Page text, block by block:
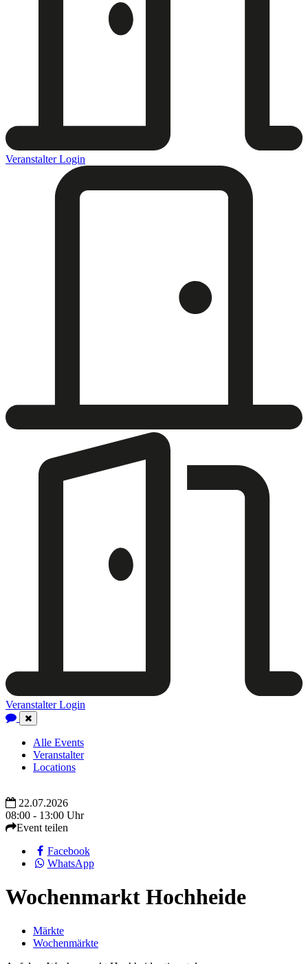
Veranstalter Login
Veranstalter Login
Close
Navigation
Alle Events
Veranstalter
Locations
22.07.2026
08:00 - 13:00 Uhr
Event teilen
Facebook
WhatsApp
Wochenmarkt Hochheide
Märkte
Wochenmärkte